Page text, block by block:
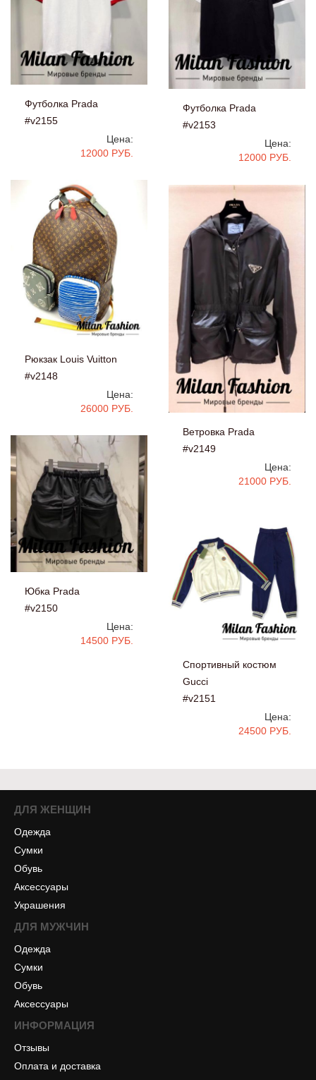
Футболка Prada
#v2155
Цена:
12000 РУБ.
Футболка Prada
#v2153
Цена:
12000 РУБ.
Рюкзак Louis Vuitton
#v2148
Цена:
26000 РУБ.
Ветровка Prada
#v2149
Цена:
21000 РУБ.
Юбка Prada
#v2150
Цена:
14500 РУБ.
Спортивный костюм
Gucci
#v2151
Цена:
24500 РУБ.
ДЛЯ ЖЕНЩИН
Одежда
Сумки
Обувь
Аксессуары
Украшения
ДЛЯ МУЖЧИН
Одежда
Сумки
Обувь
Аксессуары
ИНФОРМАЦИЯ
Отзывы
Оплата и доставка